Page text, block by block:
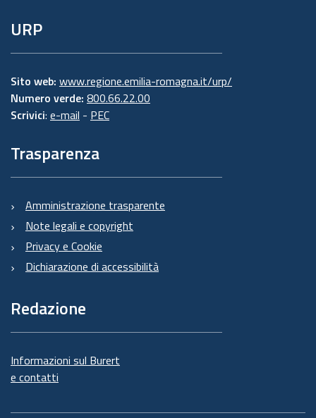
URP
Sito web: www.regione.emilia-romagna.it/urp/
Numero verde: 800.66.22.00
Scrivici: e-mail - PEC
Trasparenza
Amministrazione trasparente
Note legali e copyright
Privacy e Cookie
Dichiarazione di accessibilità
Redazione
Informazioni sul Burert
e contatti